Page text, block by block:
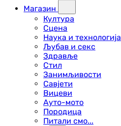
Магазин
Култура
Сцена
Наука и технологија
Љубав и секс
Здравље
Стил
Занимљивости
Савјети
Вицеви
Ауто-мото
Породица
Питали смо...